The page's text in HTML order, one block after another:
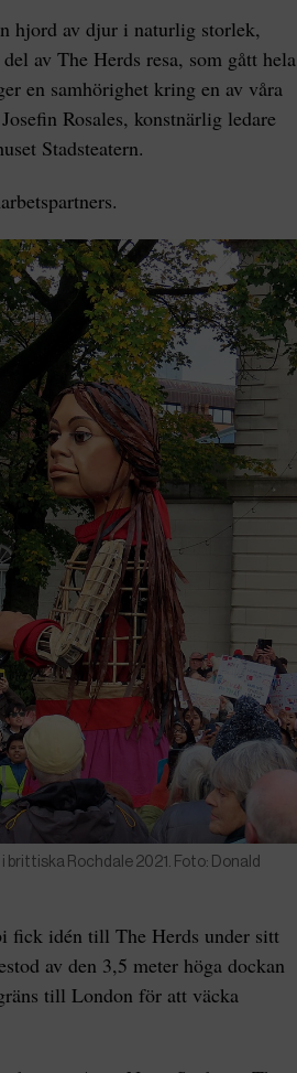
hjord av djur i naturlig storlek,
av The Herds resa, som gått hela
en samhörighet kring en av våra
Rosales, konstnärlig ledare
Stadsteatern.
Rochdale 2021. Foto: Donald
fick idén till The Herds under sitt
av den 3,5 meter höga dockan
till London för att väcka